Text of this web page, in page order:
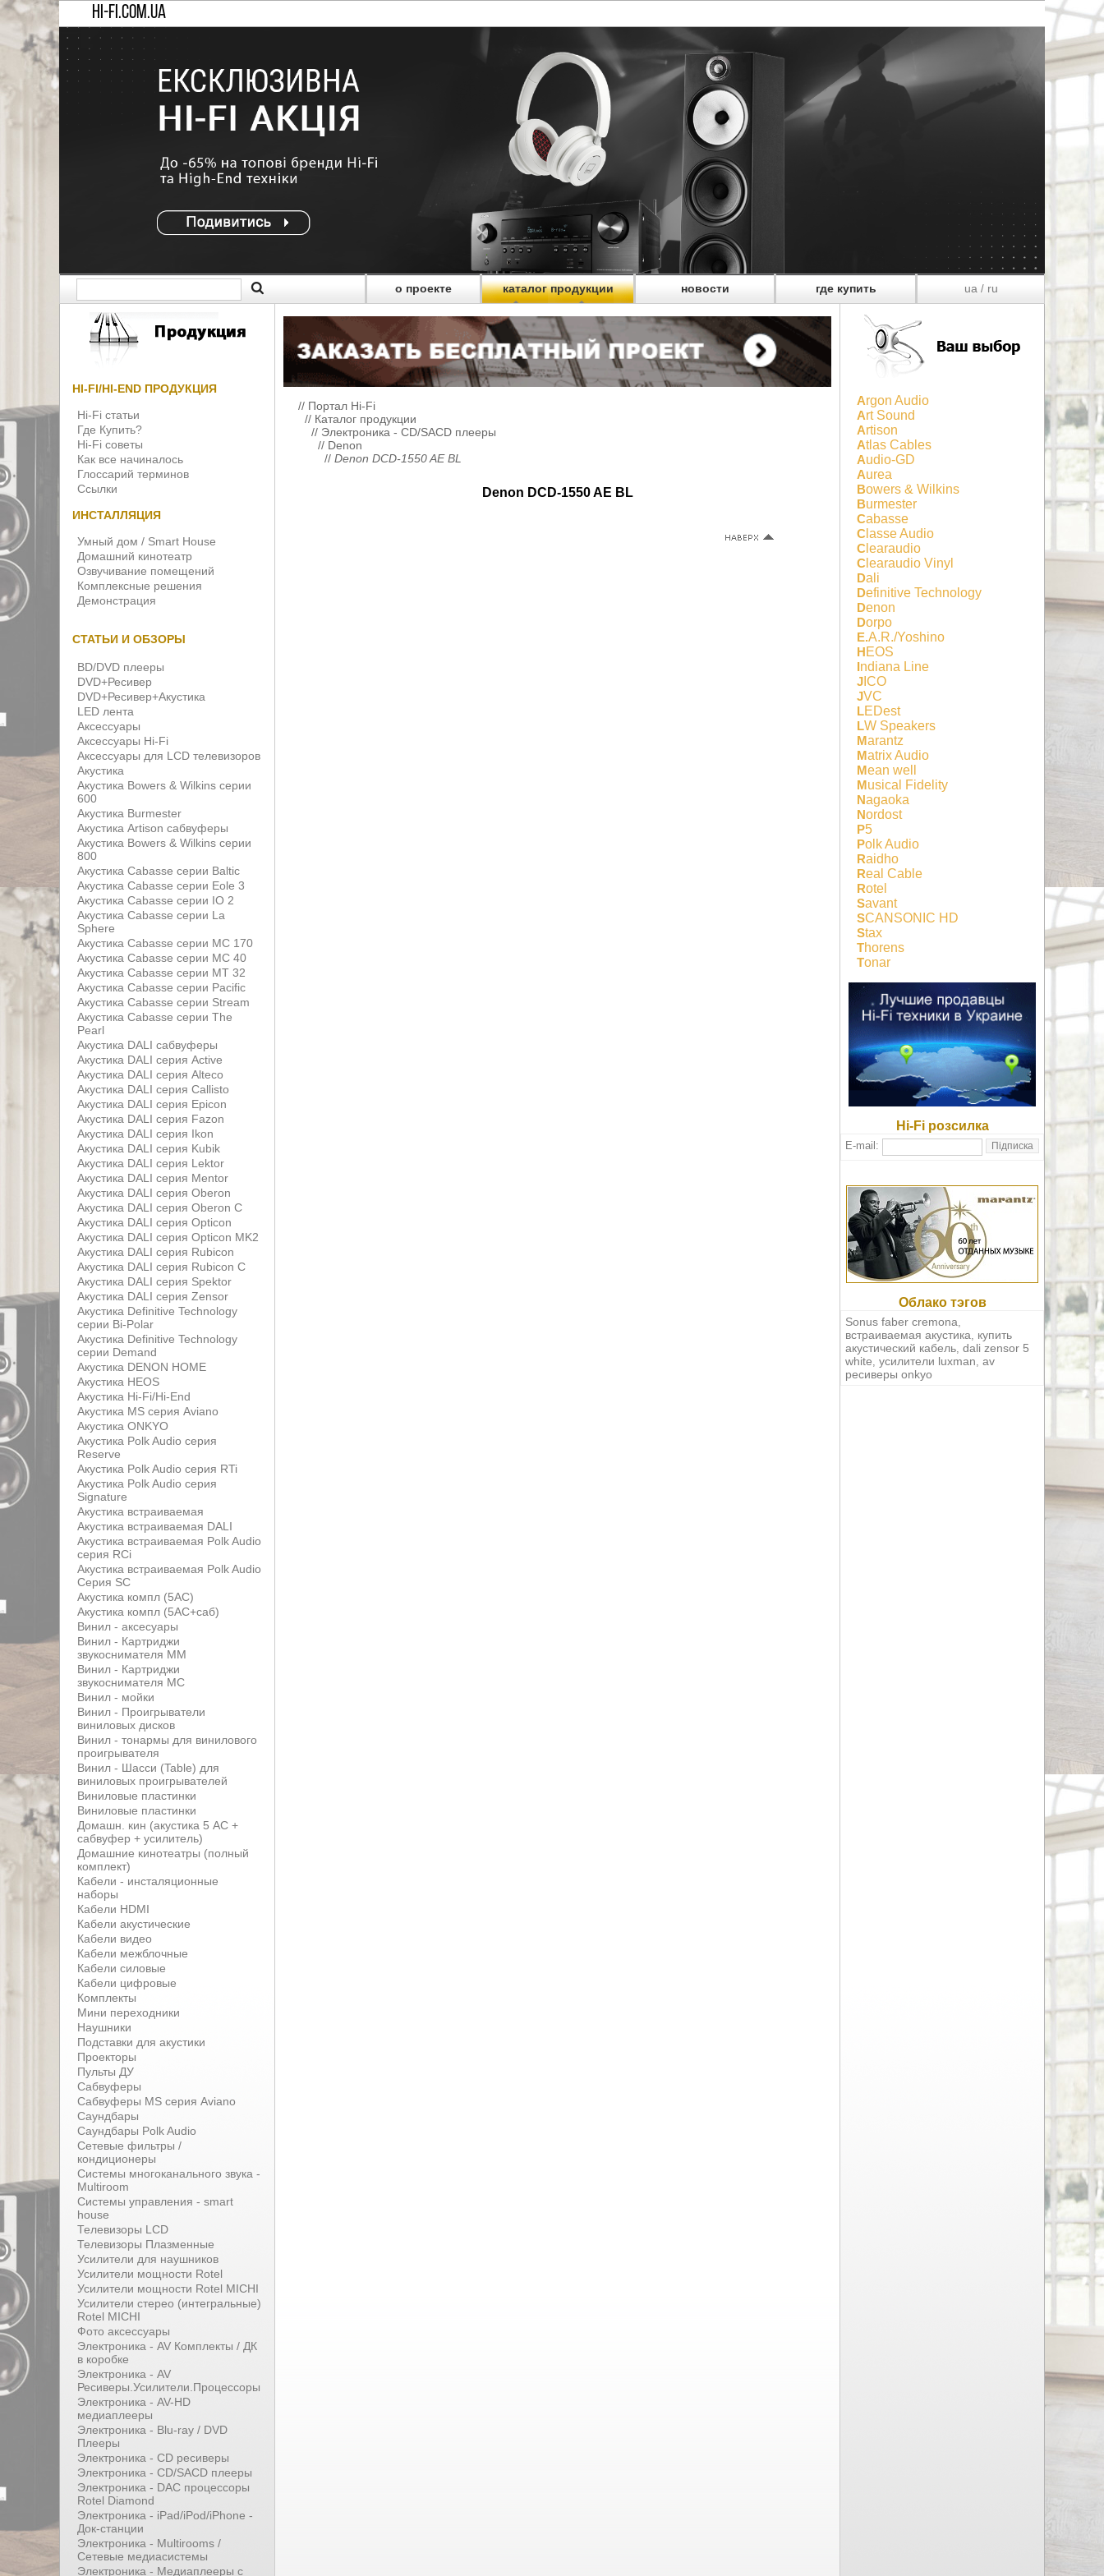
HI-FI.COM.UA
о проекте каталог продукции новости где купить ua/ ru
HI-FI/HI-END ПРОДУКЦИЯ
Hi-Fi статьи
Где Купить?
Hi-Fi советы
Как все начиналось
Глоссарий терминов
Ссылки
ИНСТАЛЛЯЦИЯ
Умный дом / Smart House
Домашний кинотеатр
Озвучивание помещений
Комплексные решения
Демонстрация
СТАТЬИ И ОБЗОРЫ
BD/DVD плееры
DVD+Ресивер
DVD+Ресивер+Акустика
LED лента
Аксессуары
Аксессуары Hi-Fi
Аксессуары для LCD телевизоров
Акустика
Акустика Bowers & Wilkins серии
600
Акустика Burmester
Акустика Artison сабвуферы
Акустика Bowers & Wilkins серии
800
Акустика Cabasse серии Baltic
Акустика Cabasse серии Eole 3
Акустика Cabasse серии IO 2
Акустика Cabasse серии La
Sphere
Акустика Cabasse серии MC 170
Акустика Cabasse серии MC 40
Акустика Cabasse серии MT 32
Акустика Cabasse серии Pacific
Акустика Cabasse серии Stream
Акустика Cabasse серии The
Pearl
Акустика DALI сабвуферы
Акустика DALI серия Active
Акустика DALI серия Alteco
Акустика DALI серия Callisto
Акустика DALI серия Epicon
Акустика DALI серия Fazon
Акустика DALI серия Ikon
Акустика DALI серия Kubik
Акустика DALI серия Lektor
Акустика DALI серия Mentor
Акустика DALI серия Oberon
Акустика DALI серия Oberon С
Акустика DALI серия Opticon
Акустика DALI серия Opticon MK2
Акустика DALI серия Rubicon
Акустика DALI серия Rubicon С
Акустика DALI серия Spektor
Акустика DALI серия Zensor
Акустика Definitive Technology
серии Bi-Polar
Акустика Definitive Technology
серии Demand
Акустика DENON HOME
Акустика HEOS
Акустика Hi-Fi/Hi-End
Акустика MS серия Aviano
Акустика ONKYO
Акустика Polk Audio серия
Reserve
Акустика Polk Audio серия RTi
Акустика Polk Audio серия
Signature
Акустика встраиваемая
Акустика встраиваемая DALI
Акустика встраиваемая Polk Audio
серия RCi
Акустика встраиваемая Polk Audio
Серия SC
Акустика компл (5АС)
Акустика компл (5АС+саб)
Винил - аксесуары
Винил - Картриджи
звукоснимателя MM
Винил - Картриджи
звукоснимателя MС
Винил - мойки
Винил - Проигрыватели
виниловых дисков
Винил - тонармы для винилового
проигрывателя
Винил - Шасси (Table) для
виниловых проигрывателей
Виниловые пластинки
Виниловые пластинки
Домашн. кин (акустика 5 АС +
сабвуфер + усилитель)
Домашние кинотеатры (полный
комплект)
Кабели - инсталяционные
наборы
Кабели HDMI
Кабели акустические
Кабели видео
Кабели межблочные
Кабели силовые
Кабели цифровые
Комплекты
Мини переходники
Наушники
Подставки для акустики
Проекторы
Пульты ДУ
Сабвуферы
Сабвуферы MS серия Aviano
Саундбары
Саундбары Polk Audio
Сетевые фильтры /
кондиционеры
Системы многоканального звука -
Multiroom
Системы управления - smart
house
Телевизоры LCD
Телевизоры Плазменные
Усилители для наушников
Усилители мощности Rotel
Усилители мощности Rotel MICHI
Усилители стерео (интегральные)
Rotel MICHI
Фото аксессуары
Электроника - AV Комплекты / ДК
в коробке
Электроника - AV
Ресиверы.Усилители.Процессоры
Электроника - AV-HD
медиаплееры
Электроника - Blu-ray / DVD
Плееры
Электроника - CD ресиверы
Электроника - CD/SACD плееры
Электроника - DAC процессоры
Rotel Diamond
Электроника - iPad/iPod/iPhone -
Док-станции
Электроника - Multirooms /
Сетевые медиасистемы
Электроника - Медиаплееры с
// Портал Hi-Fi
// Каталог продукции
// Электроника - CD/SACD плееры
// Denon
// Denon DCD-1550 AE BL
Denon DCD-1550 AE BL
Argon Audio
Art Sound
Artison
Atlas Cables
Audio-GD
Aurea
Bowers & Wilkins
Burmester
Cabasse
Classe Audio
Clearaudio
Clearaudio Vinyl
Dali
Definitive Technology
Denon
Dorpo
E.A.R./Yoshino
HEOS
Indiana Line
JICO
JVC
LEDest
LW Speakers
Marantz
Matrix Audio
Mean well
Musical Fidelity
Nagaoka
Nordost
P5
Polk Audio
Raidho
Real Cable
Rotel
Savant
SCANSONIC HD
Stax
Thorens
Tonar
Hi-Fi розсилка
E-mail:
Облако тэгов
Sonus faber cremona,
встраиваемая акустика, купить
акустический кабель, dali zensor 5
white, усилители luxman, av
ресиверы onkyo